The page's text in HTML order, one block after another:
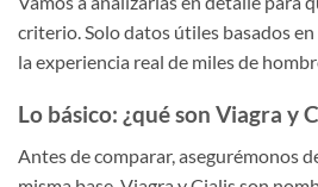
criterio. Solo datos útiles basados
la experiencia real de miles de
Lo básico: ¿qué son Viagra y
Antes de comparar, asegurémonos